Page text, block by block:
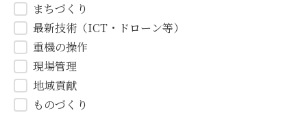
まちづくり
最新技術（ICT・ドローン等）
重機の操作
現場管理
地域貢献
ものづくり